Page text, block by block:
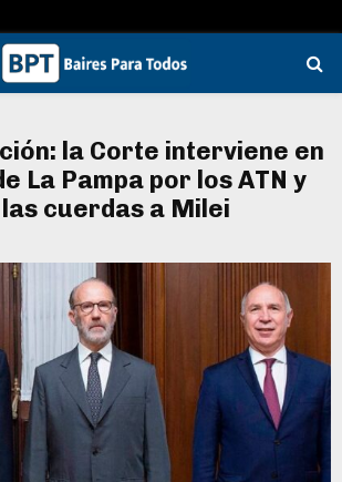
la Corte interviene en
La Pampa por los ATN y
cuerdas a Milei